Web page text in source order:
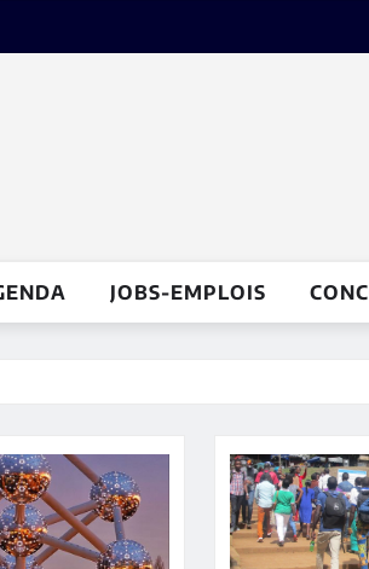
JOBS-EMPLOIS